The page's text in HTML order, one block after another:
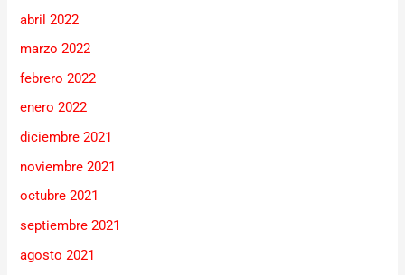
abril 2022
marzo 2022
febrero 2022
enero 2022
diciembre 2021
noviembre 2021
octubre 2021
septiembre 2021
agosto 2021